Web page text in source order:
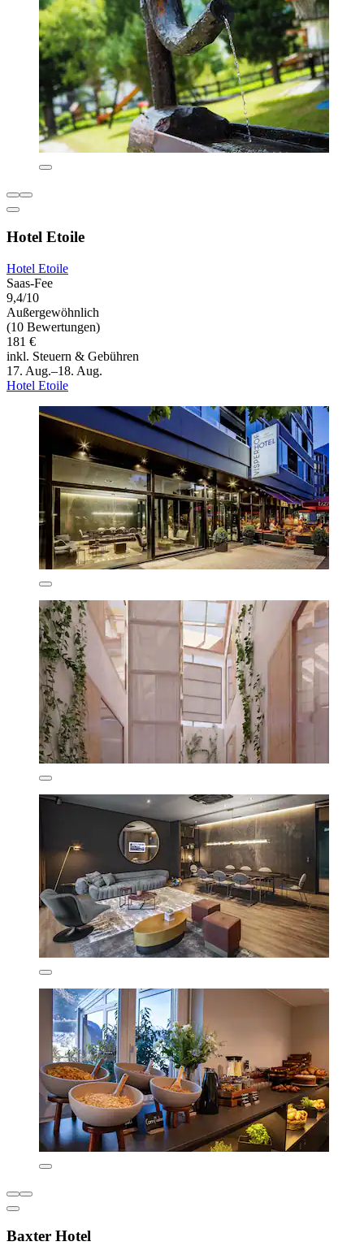
Hotel Etoile
Hotel Etoile
Saas-Fee
9,4/10
Außergewöhnlich
(10 Bewertungen)
181 €
inkl. Steuern & Gebühren
17. Aug.–18. Aug.
Hotel Etoile
Baxter Hotel